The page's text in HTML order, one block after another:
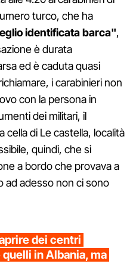
turco, che ha
identificata barca",
è durata
ed è caduta quasi
i carabinieri non
con la persona in
dei militari, il
cella di Le castella, località
quindi, che si
a bordo che provava a
ad adesso non ci sono
dei centri
in Albania, ma